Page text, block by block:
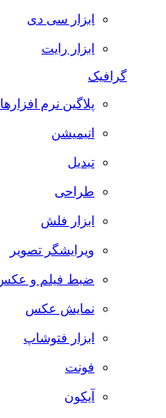
ابزار سی دی
ابزار رایت
گرافیک
پلاگین نرم افزارها
انیمیشن
تبدیل
طراحی
ابزار فلش
ویرایشگر تصویر
ضبط فيلم و عكس
نمایش عکس
ابزار فتوشاپ
فونت
آیکون